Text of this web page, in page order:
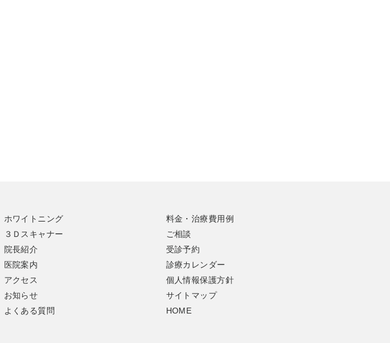
ホワイトニング
３Ｄスキャナー
院長紹介
医院案内
アクセス
お知らせ
よくある質問
料金・治療費用例
ご相談
受診予約
診療カレンダー
個人情報保護方針
サイトマップ
HOME